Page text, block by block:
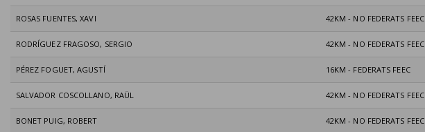
ROSAS FUENTES, XAVI 42KM - NO FEDERATS FEEC
RODRÍGUEZ FRAGOSO, SERGIO 42KM - NO FEDERATS FEEC
PÉREZ FOGUET, AGUSTÍ 16KM - FEDERATS FEEC
SALVADOR COSCOLLANO, RAÜL 42KM - NO FEDERATS FEEC
BONET PUIG, ROBERT 42KM - NO FEDERATS FEEC